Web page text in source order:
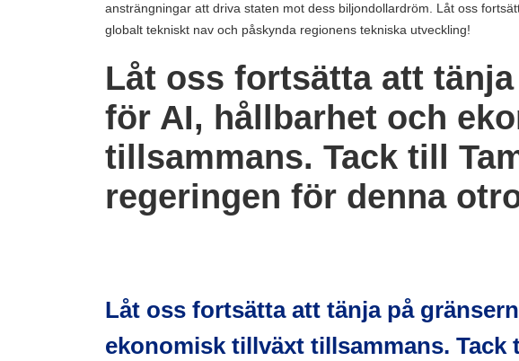
ansträngningar att driva staten mot dess biljondollardröm. Låt oss
globalt tekniskt nav och påskynda regionens tekniska utveckling!
Låt oss fortsätta att
för AI, hållbarhet och
tillsammans. Tack till
regeringen för denna
Låt oss fortsätta att tänja på
ekonomisk tillväxt tillsammans. Tack